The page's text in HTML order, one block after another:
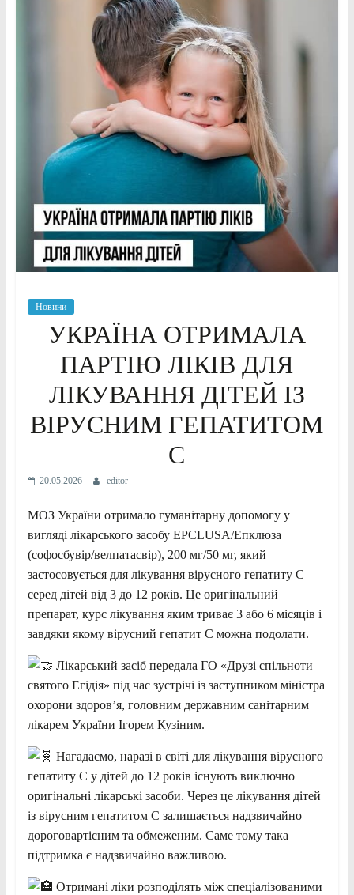
Новини
УКРАЇНА ОТРИМАЛА
ПАРТІЮ ЛІКІВ ДЛЯ
ЛІКУВАННЯ ДІТЕЙ ІЗ
ВІРУСНИМ ГЕПАТИТОМ
C
20.05.2026 editor
МОЗ України отримало гуманітарну допомогу у
вигляді лікарського засобу EPCLUSA/Епклюза
(софосбувір/велпатасвір), 200 мг/50 мг, який
застосовується для лікування вірусного гепатиту C
серед дітей від 3 до 12 років. Це оригінальний
препарат, курс лікування яким триває 3 або 6 місяців і
завдяки якому вірусний гепатит С можна подолати.
Лікарський засіб передала ГО «Друзі спільноти
святого Егідія» під час зустрічі із заступником міністра
охорони здоров’я, головним державним санітарним
лікарем України Ігорем Кузіним.
Нагадаємо, наразі в світі для лікування вірусного
гепатиту С у дітей до 12 років існують виключно
оригінальні лікарські засоби. Через це лікування дітей
із вірусним гепатитом С залишається надзвичайно
дороговартісним та обмеженим. Саме тому така
підтримка є надзвичайно важливою.
Отримані ліки розподілять між спеціалізованими